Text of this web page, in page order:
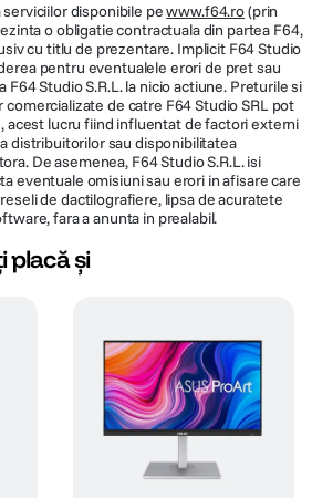
-5 - 20° Reglare pe inaltime Pana
mm Securitate Kensington
FreeSync FreeSync Premium
Weakness Smart Energy Saving
Calibrated in Factory Flicker Safe
Action Sync Black Stabiliser
Mode VRR Super Resolution+
Input Switch HDR Effect
serviciilor disponibile pewww.f64.ro(prin
o obligatie contractuala din partea F64,
cu titlu de prezentare. Implicit F64 Studio
pentru eventualele erori de pret sau
Studio S.R.L. la nicio actiune. Preturile si
de catre F64 Studio SRL pot
acest lucru fiind influentat de factori externi
distribuitorilor sau disponibilitatea
De asemenea, F64 Studio S.R.L. isi
eventuale omisiuni sau erori in afisare care
de dactilografiere, lipsa de acuratete
fara a anunta in prealabil.
placă și